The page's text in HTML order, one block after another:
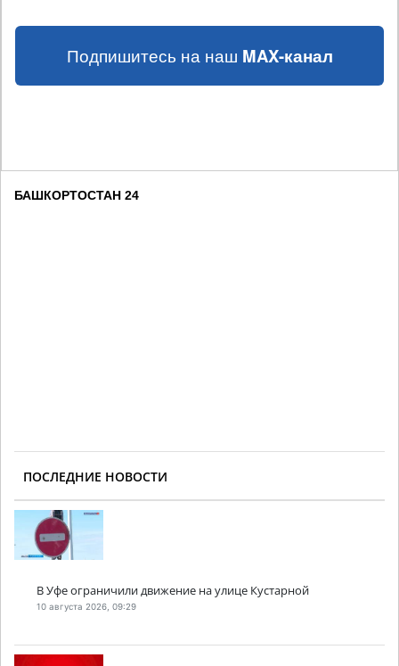
Подпишитесь на наш MAX-канал
БАШКОРТОСТАН 24
ПОСЛЕДНИЕ НОВОСТИ
В Уфе ограничили движение на улице Кустарной
10 августа 2026, 09:29